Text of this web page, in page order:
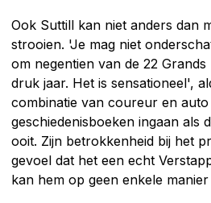
Ook Suttill kan niet anders dan
strooien. 'Je mag niet
om negentien van de 22
druk jaar. Het is sensationeel',
combinatie van coureur en
geschiedenisboeken ingaan als
ooit. Zijn betrokkenheid bij het
gevoel dat het een echt
kan hem op geen enkele